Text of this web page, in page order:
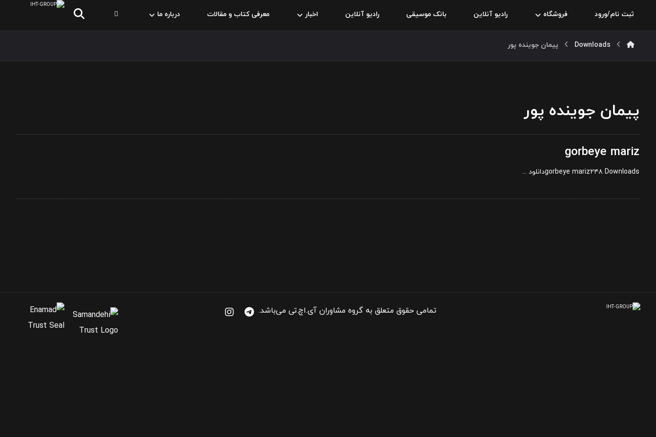
ثبت نام/ورود فروشگاه رادیو آنلاین بانک موسیقی رادیو آنلاین اخبار معرفی کتاب و مقالات درباره ما
Downloads پیمان جوینده پور
پیمان جوینده پور
gorbeye mariz
gorbeye mariz۲۴۸ Downloadsدانلود ...
تمامی حقوق متعلق به گروه مشاوران آی.اچ.تی می‌باشد.